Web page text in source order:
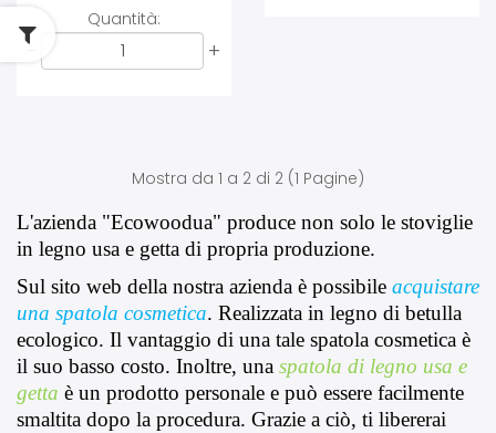
Quantità:
- +
Mostra da 1 a 2 di 2 (1 Pagine)
L'azienda "Ecowoodua" produce non solo le stoviglie
in legno usa e getta di propria produzione.
Sul sito web della nostra azienda è possibile acquistare
una spatola cosmetica. Realizzata in legno di betulla
ecologico. Il vantaggio di una tale spatola cosmetica è
il suo basso costo. Inoltre, una spatola di legno usa e
getta è un prodotto personale e può essere facilmente
smaltita dopo la procedura. Grazie a ciò, ti libererai